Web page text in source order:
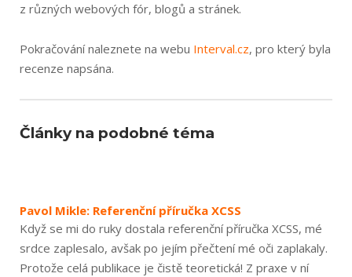
z různých webových fór, blogů a stránek.
Pokračování naleznete na webu Interval.cz, pro který byla
recenze napsána.
Články na podobné téma
Pavol Mikle: Referenční příručka XCSS
Když se mi do ruky dostala referenční příručka XCSS, mé
srdce zaplesalo, avšak po jejím přečtení mé oči zaplakaly.
Protože celá publikace je čistě teoretická! Z praxe v ní